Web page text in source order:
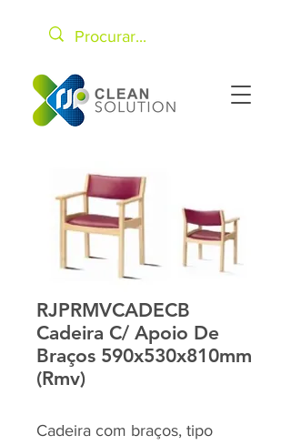
RJPRMVCADECB
Cadeira C/ Apoio De
Braços 590x530x810mm
(Rmv)
Cadeira com braços, tipo